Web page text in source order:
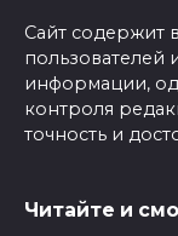
Сайт содержит
пользователей
информации,
контроля
точность и
Читайте и